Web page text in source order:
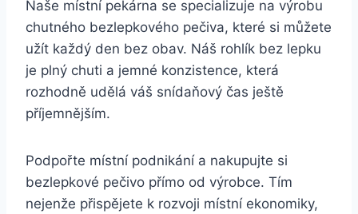
Naše místní pekárna se specializuje na výrobu
chutného bezlepkového pečiva, které si můžete
užít každý den bez obav. Náš rohlík bez lepku
je plný chuti a jemné konzistence, která
rozhodně udělá váš snídaňový čas ještě
příjemnějším.
Podpořte místní podnikání a nakupujte si
bezlepkové pečivo přímo od výrobce. Tím
nejenže přispějete k rozvoji místní ekonomiky,